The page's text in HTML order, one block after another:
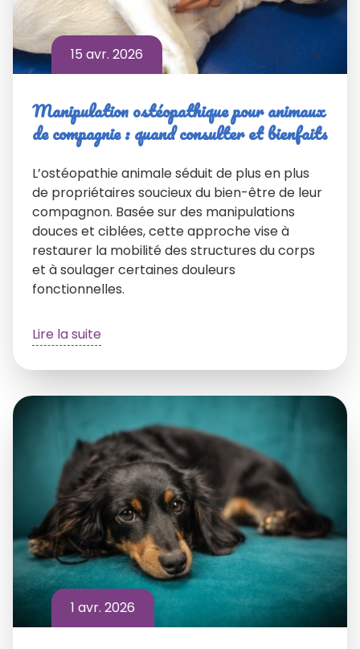
15 avr. 2026
Manipulation ostéopathique pour animaux
de compagnie : quand consulter et bienfaits
L’ostéopathie animale séduit de plus en plus
de propriétaires soucieux du bien-être de leur
compagnon. Basée sur des manipulations
douces et ciblées, cette approche vise à
restaurer la mobilité des structures du corps
et à soulager certaines douleurs
fonctionnelles.
Lire la suite
1 avr. 2026